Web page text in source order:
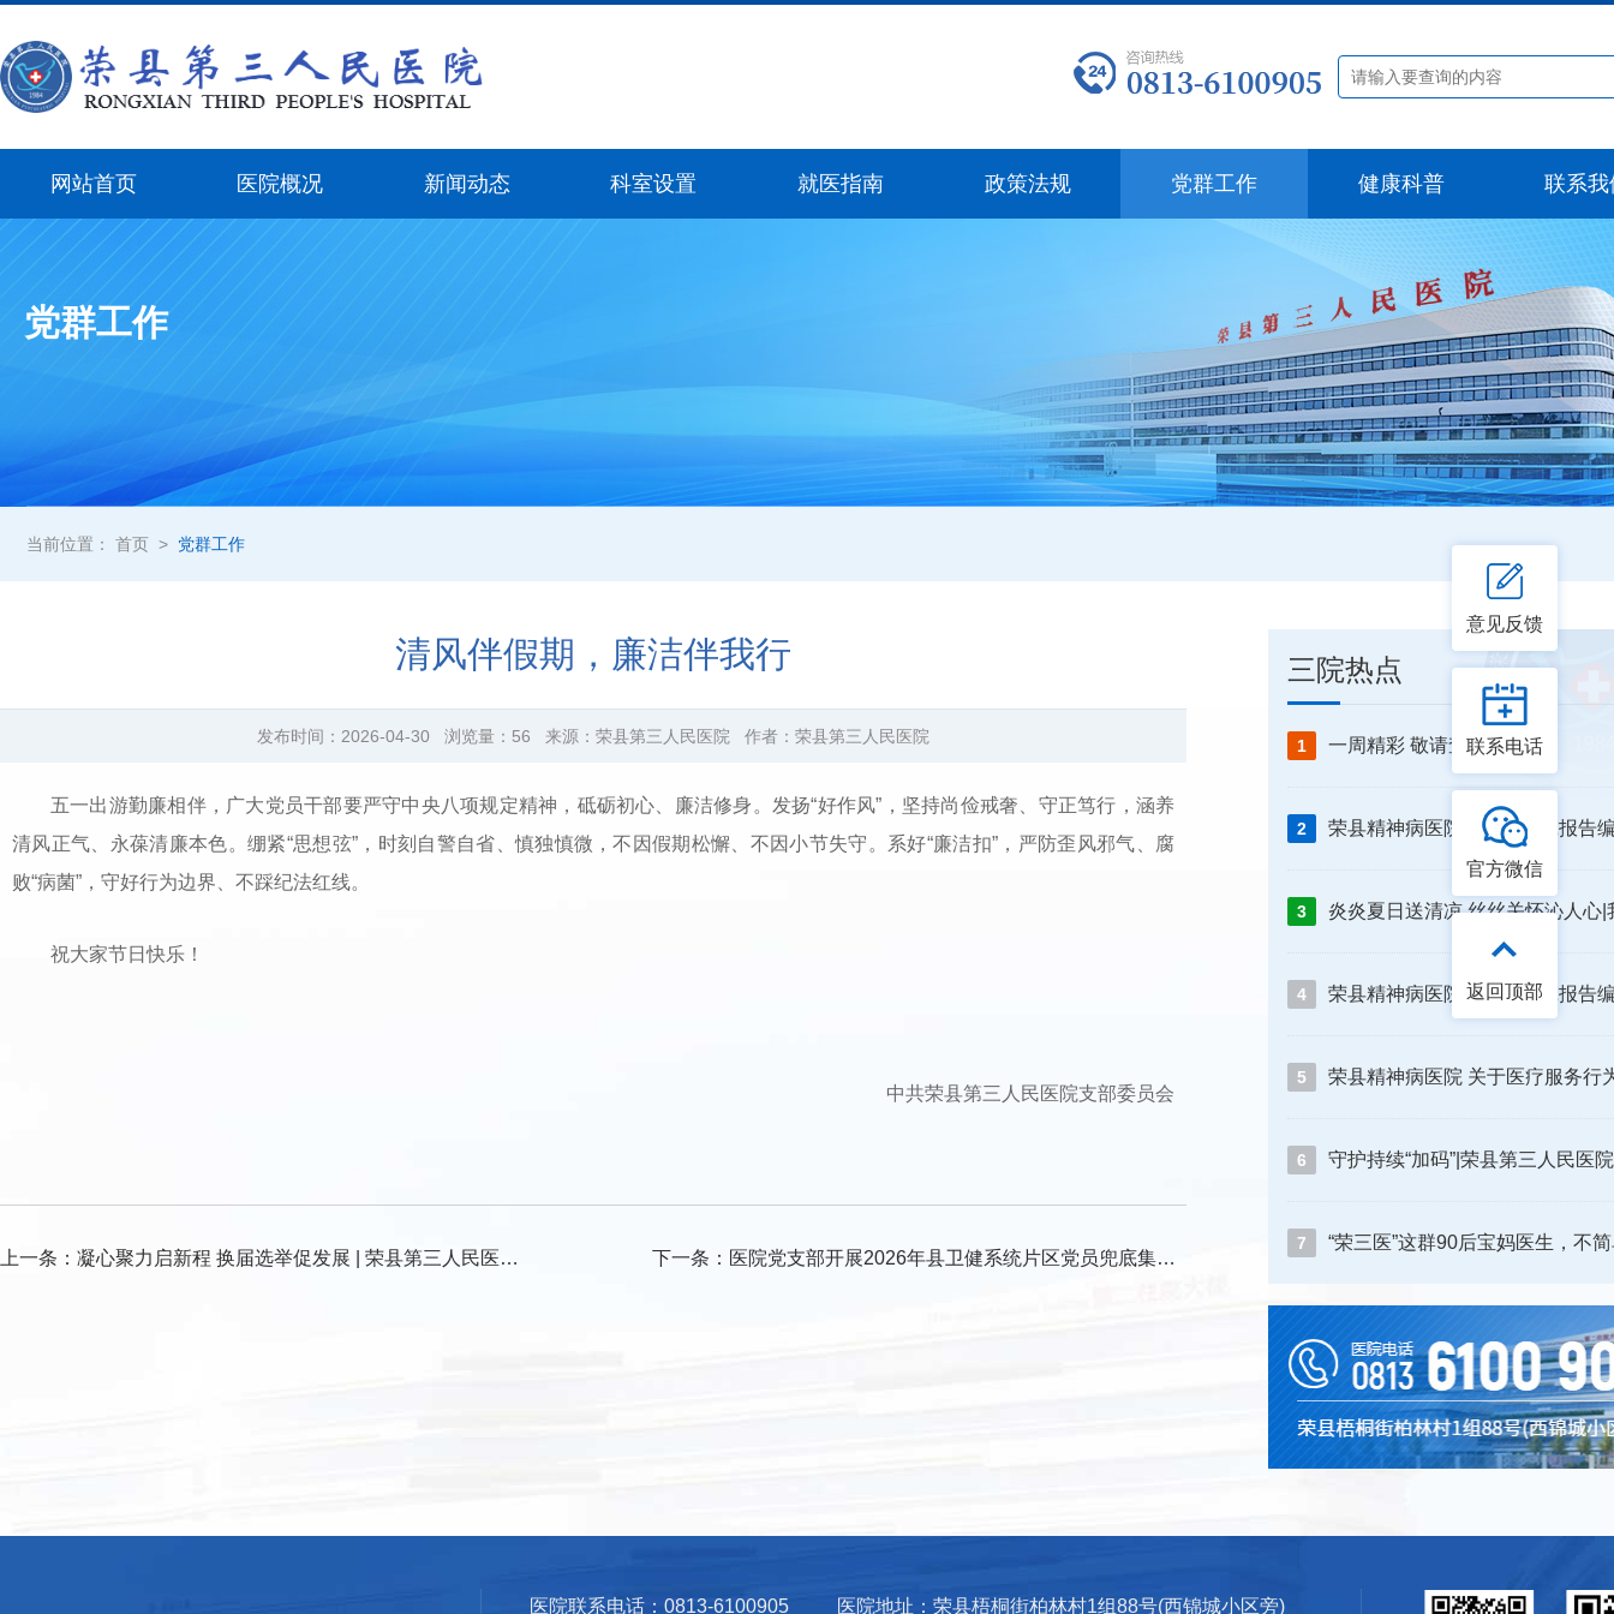
网站首页 医院概况 新闻动态 科室设置 就医指南 政策法规 党群工作 健康科普 联系我
党群工作
当前位置： 首页 > 党群工作
三院热点
1 一周精彩 敬请查收
2
3
4
5
6
7 “荣三医”这群90后宝妈医生，不
清风伴假期，廉洁伴我行
发布时间： 2026-04-30 浏览量： 56 来源： 荣县第三人民医院 作者： 荣县第三人民医院
五一出游勤廉相伴，广大党员干部要严守中央八项规定精神，砥砺初心、廉洁修身。发扬“好作风”，坚持尚俭戒奢、守正笃行，涵养
清风正气、永葆清廉本色。绷紧“思想弦”，时刻自警自省、慎独慎微，不因假期松懈、不因小节失守。系好“廉洁扣”，严防歪风邪气、腐
败“病菌”，守好行为边界、不踩纪法红线。
祝大家节日快乐！
中共荣县第三人民医院支部委员会
上一条： 凝心聚力启新程 换届选举促发展 | 荣县第三人民医院党支部换届选举圆满完成 下一条： 医院党支部开展2026年县卫健系统片区党员兜底集中宣讲培训
医院联系电话：0813-6100905 医院地址：荣县梧桐街柏林村1组88号(西锦城小区旁)
意见反馈
联系电话
官方微信
返回顶部